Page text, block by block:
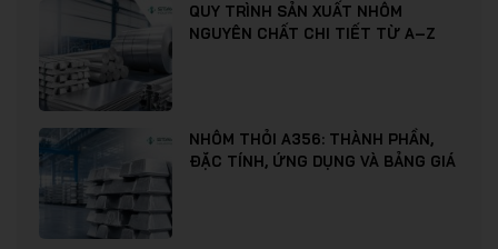
QUY TRÌNH SẢN XUẤT NHÔM
NGUYÊN CHẤT CHI TIẾT TỪ A–Z
NHÔM THỎI A356: THÀNH PHẦN,
ĐẶC TÍNH, ỨNG DỤNG VÀ BẢNG GIÁ